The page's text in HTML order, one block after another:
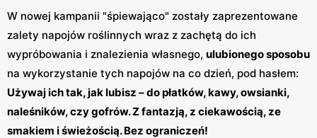
W nowej kampanii "śpiewająco" zostały zaprezentowane
zalety napojów roślinnych wraz z zachętą do ich
wypróbowania i znalezienia własnego, ulubionego sposobu
na wykorzystanie tych napojów na co dzień, pod hasłem:
Używaj ich tak, jak lubisz – do płatków, kawy, owsianki,
naleśników, czy gofrów. Z fantazją, z ciekawością, ze
smakiem i świeżością. Bez ograniczeń!